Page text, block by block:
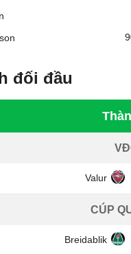
đối đầu
Valur
CÚP
Breidablik